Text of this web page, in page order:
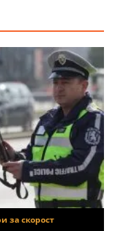
за скорост